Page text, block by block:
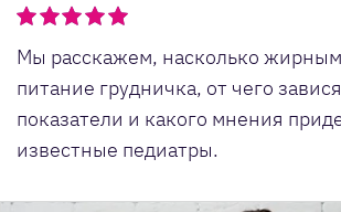
Мы расскажем, насколько
питание грудничка, от чего
показатели и какого мнения
известные педиатры.